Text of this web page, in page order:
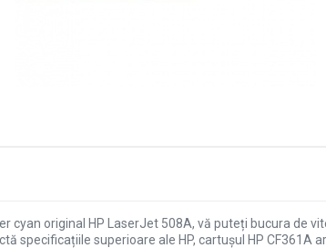
cyan original HP LaserJet 508A, vă puteți bucura de
specificațiile superioare ale HP, cartușul HP CF361A